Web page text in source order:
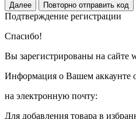
Далее Повторно отправить код
Подтверждение регистрации
Спасибо!
Вы зарегистрированы на сайте
Информация о Вашем аккаунте
на электронную почту:
Для добавления товара в